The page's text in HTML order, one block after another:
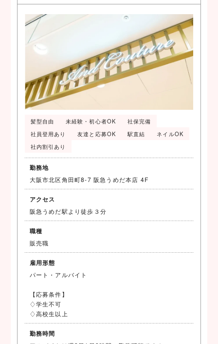
髪型自由 未経験・初心者OK
社保完備
社員登用あり
友達と応募OK 駅直結
ネイルOK
社内割引あり
勤務地
大阪市北区角田町8-7 阪急うめだ本店 4F
アクセス
阪急うめだ駅より徒歩３分
職種
販売職
雇用形態
パート・アルバイト
【応募条件】
♢学生不可
♢高校生以上
勤務時間